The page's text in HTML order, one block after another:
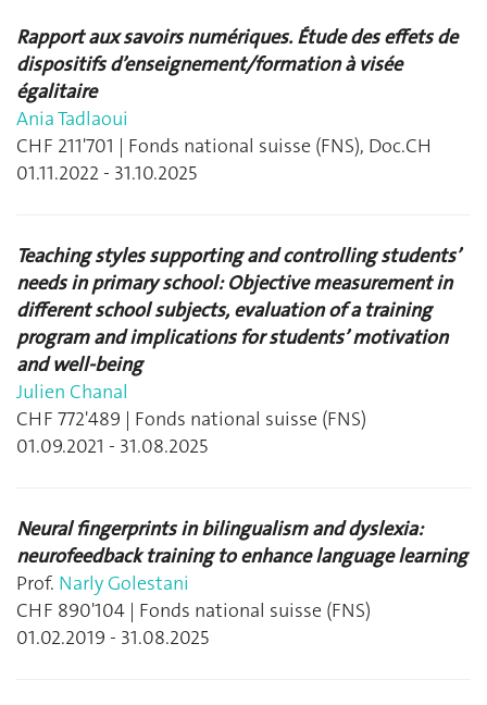
Rapport aux savoirs numériques. Étude des effets de
dispositifs d’enseignement/formation à visée
égalitaire
Ania Tadlaoui
CHF 211'701 | Fonds national suisse (FNS), Doc.CH
01.11.2022 - 31.10.2025
Teaching styles supporting and controlling students’
needs in primary school: Objective measurement in
different school subjects, evaluation of a training
program and implications for students’ motivation
and well-being
Julien Chanal
CHF 772'489 | Fonds national suisse (FNS)
01.09.2021 - 31.08.2025
Neural fingerprints in bilingualism and dyslexia:
neurofeedback training to enhance language learning
Prof. Narly Golestani
CHF 890'104 | Fonds national suisse (FNS)
01.02.2019 - 31.08.2025